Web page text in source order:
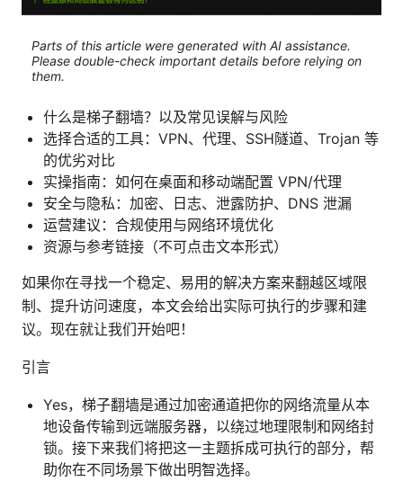
Parts of this article were generated with AI assistance.
Please double-check important details before relying on
them.
什么是梯子翻墙？以及常见误解与风险
选择合适的工具：VPN、代理、SSH隧道、Trojan 等
的优劣对比
实操指南：如何在桌面和移动端配置 VPN/代理
安全与隐私：加密、日志、泄露防护、DNS 泄漏
运营建议：合规使用与网络环境优化
资源与参考链接（不可点击文本形式）
如果你在寻找一个稳定、易用的解决方案来翻越区域限
制、提升访问速度，本文会给出实际可执行的步骤和建
议。现在就让我们开始吧！
引言
Yes，梯子翻墙是通过加密通道把你的网络流量从本
地设备传输到远端服务器，以绕过地理限制和网络封
锁。接下来我们将把这一主题拆成可执行的部分，帮
助你在不同场景下做出明智选择。